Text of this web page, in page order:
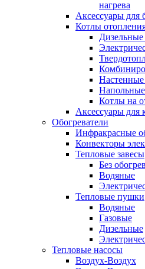
нагрева
Аксессуары для
Котлы
Настенные
Котлы на
Аксессуары для
Обогреватели
Инфракрасные
Конвекторы
Тепловые завесы
Без
Водяные
Тепловые пушки
Водяные
Газовые
Дизельные
Тепловые насосы
Воздух-Воздух